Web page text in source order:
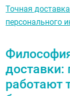
Точная
персонального
доставки:
работают